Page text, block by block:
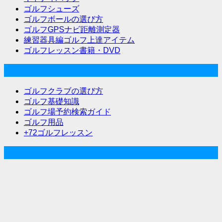
ゴルフシューズ
ゴルフボールの選び方
ゴルフGPSナビ距離測定器
練習器具編ゴルフ上達アイテム
ゴルフレッスン書籍・DVD
ゴルフクラブの選び方
ゴルフ基礎知識
ゴルフ場予約検索ガイド
ゴルフ用品
+72ゴルフレッスン